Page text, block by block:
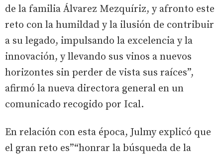
de la familia Álvarez Mezquíriz, y afronto este
reto con la humildad y la ilusión de contribuir
a su legado, impulsando la excelencia y la
innovación, y llevando sus vinos a nuevos
horizontes sin perder de vista sus raíces”,
afirmó la nueva directora general en un
comunicado recogido por Ical.
En relación con esta época, Julmy explicó que
el gran reto es”“honrar la búsqueda de la